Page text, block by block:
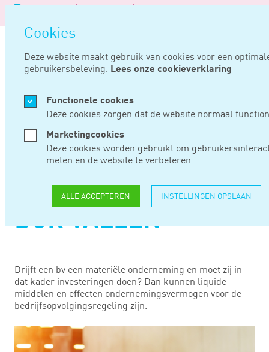
overslaan
Cookies
Deze website maakt gebruik van cookies voor een
gebruikersbeleving. Lees onze cookieverklaring
Functionele cookies
Deze cookies zorgen dat de website normaal
Marketingcookies
Deze cookies worden gebruikt om
meten en de website te verbeteren
ALLE ACCEPTEREN INSTELLINGEN OPSLAAN
Logo
Noord
Negentig
AUG 28, 2023
DOET LIQUIDE
MIDDELEN ONDER
BOR VALLEN
Drijft een bv een materiële onderneming en moet zij in
dat kader investeringen doen? Dan kunnen liquide
middelen en effecten ondernemingsvermogen voor de
bedrijfsopvolgingsregeling zijn.